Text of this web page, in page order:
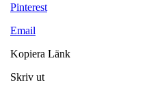
Pinterest
Email
Kopiera Länk
Skriv ut